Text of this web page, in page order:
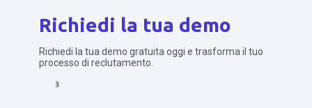
Richiedi la tua demo
Richiedi la tua demo gratuita oggi e trasforma il tuo
processo di reclutamento.
Invia